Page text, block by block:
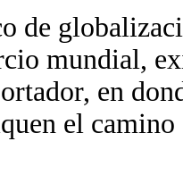
de
mundial,
en
el